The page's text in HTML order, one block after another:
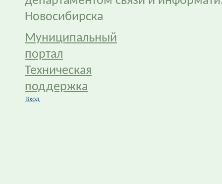
Новосибирска
Муниципальный
портал
Техническая
поддержка
Вход